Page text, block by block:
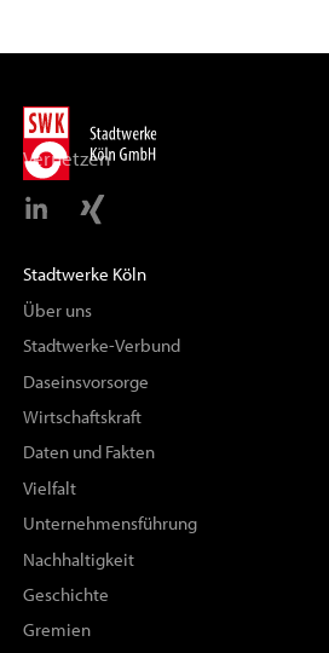
Vernetzen
Stadtwerke Köln
Über uns
Stadtwerke-Verbund
Daseinsvorsorge
Wirtschaftskraft
Daten und Fakten
Vielfalt
Unternehmensführung
Nachhaltigkeit
Geschichte
Gremien